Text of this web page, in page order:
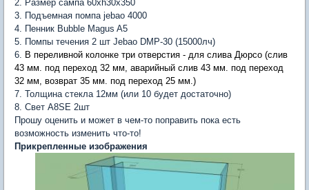
2. Размер сампа 60хh30х350
3. Подъемная помпа jebao 4000
4. Пенник Bubble Magus A5
5. Помпы течения 2 шт Jebao DMP-30 (15000лч)
6. В переливной колонке три отверстия - для слива Дюрсо (слив
43 мм. под переход 32 мм, аварийный слив 43 мм. под переход
32 мм, возврат 35 мм. под переход 25 мм.)
7. Толщина стекла 12мм (или 10 будет достаточно)
8. Свет A8SE 2шт
Прошу оценить и может в чем-то поправить пока есть
возможность изменить что-то!
Прикрепленные изображения